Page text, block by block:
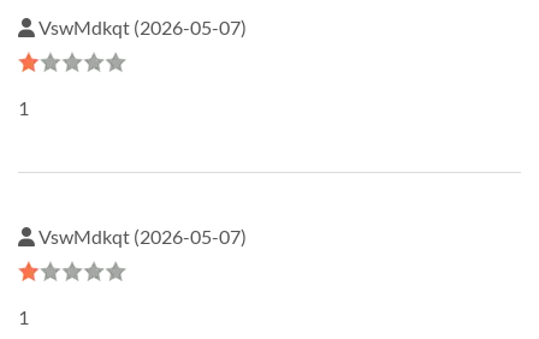
VswMdkqt (2026-05-07)
1
VswMdkqt (2026-05-07)
1